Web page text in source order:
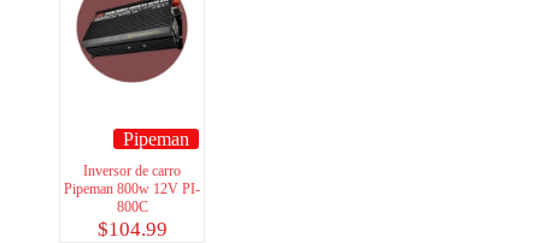
Pipeman
Inversor de carro
Pipeman 800w 12V PI-
800C
$104.99